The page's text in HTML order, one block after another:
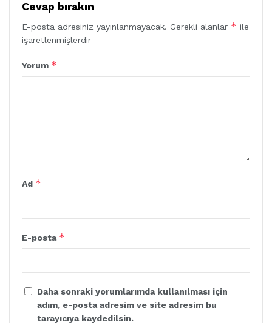
Cevap bırakın
E-posta adresiniz yayınlanmayacak. Gerekli alanlar * ile
işaretlenmişlerdir
Yorum *
Ad *
E-posta *
Daha sonraki yorumlarımda kullanılması için
adım, e-posta adresim ve site adresim bu
tarayıcıya kaydedilsin.